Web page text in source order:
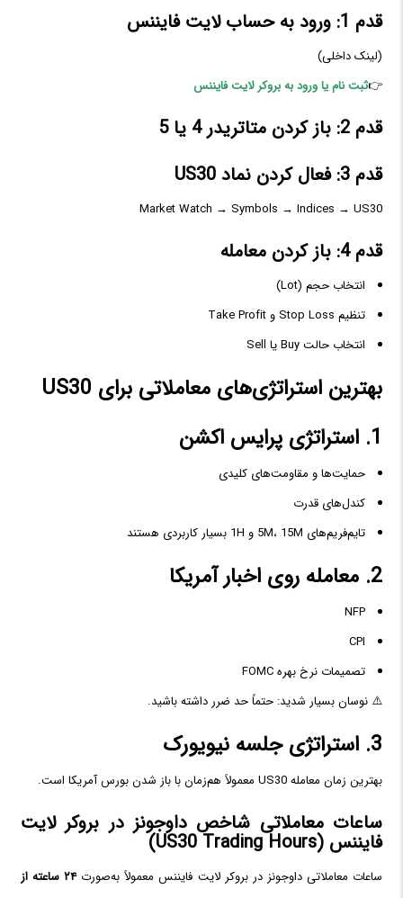
قدم 1: ورود به حساب لایت فایننس
(لینک داخلی)
👉ثبت نام یا ورود به بروکر لایت فایننس
قدم 2: باز کردن متاتریدر 4 یا 5
قدم 3: فعال کردن نماد US30
Market Watch → Symbols → Indices → US30
قدم 4: باز کردن معامله
انتخاب حجم (Lot)
تنظیم Stop Loss و Take Profit
انتخاب حالت Buy یا Sell
بهترین استراتژی‌های معاملاتی برای US30
1. استراتژی پرایس اکشن
حمایت‌ها و مقاومت‌های کلیدی
کندل‌های قدرت
تایم‌فریم‌های 5M، 15M و 1H بسیار کاربردی هستند
2. معامله روی اخبار آمریکا
NFP
CPI
تصمیمات نرخ بهره FOMC
⚠️ نوسان بسیار شدید: حتماً حد ضرر داشته باشید.
3. استراتژی جلسه نیویورک
بهترین زمان معامله US30 معمولاً هم‌زمان با باز شدن بورس آمریکا است.
ساعات معاملاتی شاخص داوجونز در بروکر لایت
فایننس (US30 Trading Hours)
ساعات معاملاتی داوجونز در بروکر لایت فایننس معمولاً به‌صورت
۲۴ ساعته از